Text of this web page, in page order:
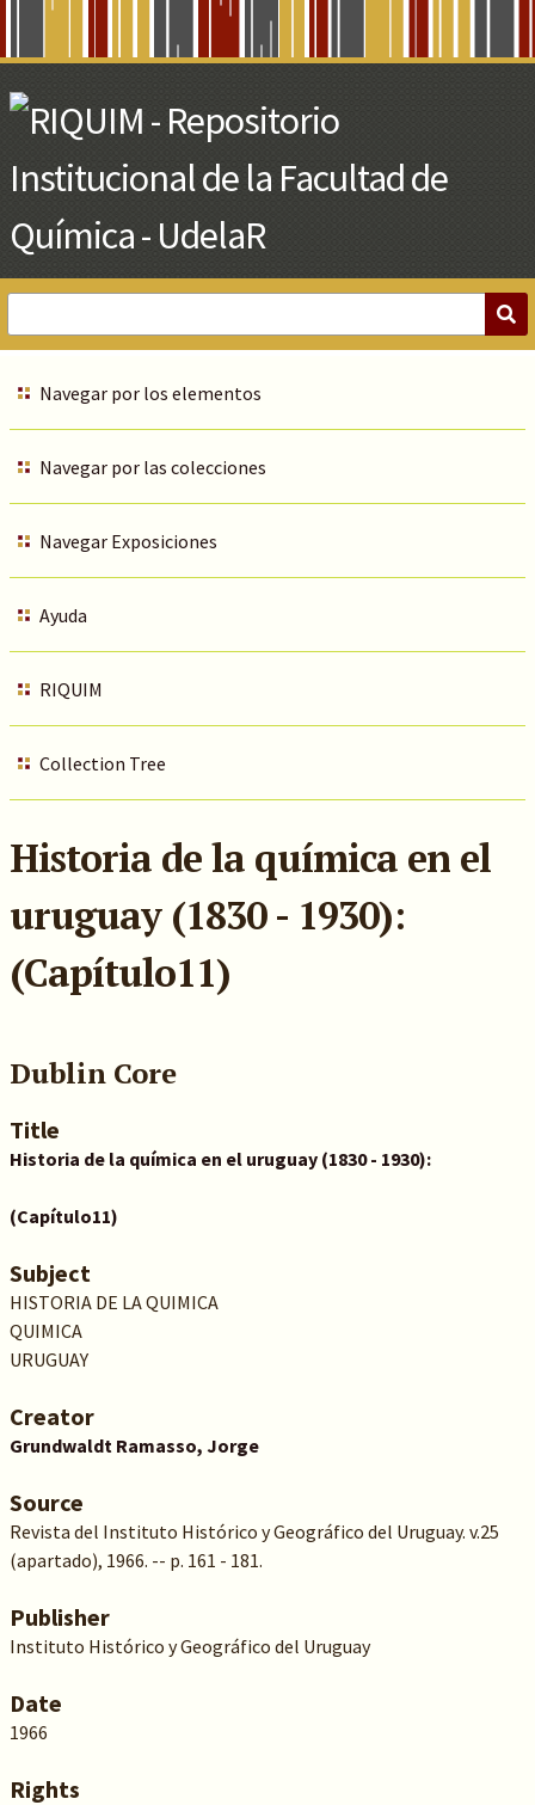
Main
Content
Navegar por los elementos
Navegar por las colecciones
Navegar Exposiciones
Ayuda
RIQUIM
Collection Tree
Historia de la química en el
uruguay (1830 - 1930):
(Capítulo11)
Dublin Core
Title
Historia de la química en el uruguay (1830 - 1930):
(Capítulo11)
Subject
HISTORIA DE LA QUIMICA
QUIMICA
URUGUAY
Creator
Grundwaldt Ramasso, Jorge
Source
Revista del Instituto Histórico y Geográfico del Uruguay. v.25
(apartado), 1966. -- p. 161 - 181.
Publisher
Instituto Histórico y Geográfico del Uruguay
Date
1966
Rights